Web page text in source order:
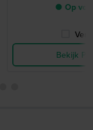
● Op
Bekijk